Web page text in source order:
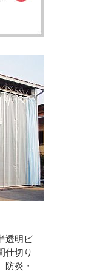
透明ビ
仕切り
防炎・